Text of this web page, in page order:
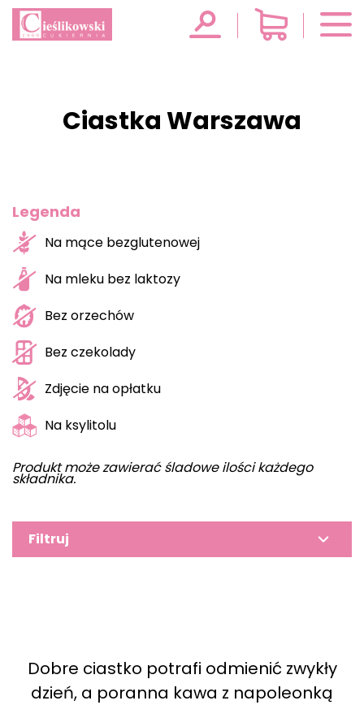
Ciastka Warszawa
Legenda
Na mące bezglutenowej
Na mleku bez laktozy
Bez orzechów
Bez czekolady
Zdjęcie na opłatku
Na ksylitolu
Produkt może zawierać śladowe ilości każdego
składnika.
Filtruj
Dobre ciastko potrafi odmienić zwykły
dzień, a poranna kawa z napoleonką